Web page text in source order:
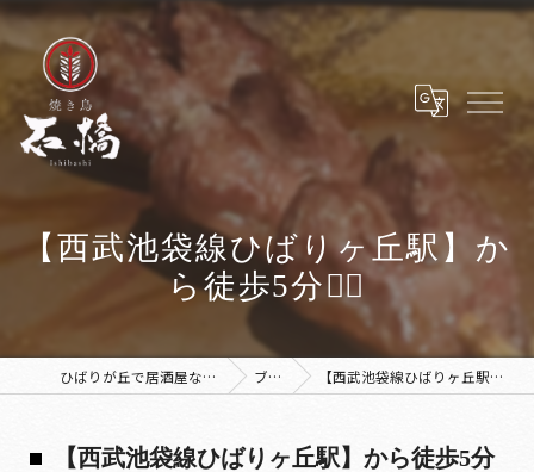
【西武池袋線ひばりヶ丘駅】か
ら徒歩5分🚶‍♀️
ひばりが丘で居酒屋なら焼き鳥 石橋 ブログ 【西武池袋線ひばりヶ丘駅】から徒歩5分🚶‍♀️
【西武池袋線ひばりヶ丘駅】から徒歩5分